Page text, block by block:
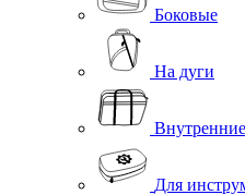
Боковые
На дуги
Для